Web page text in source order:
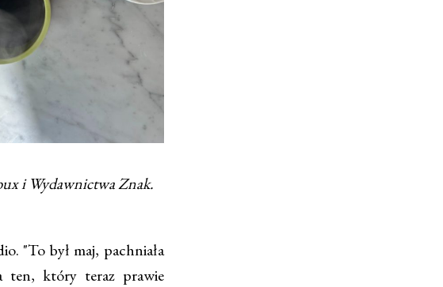
i Wydawnictwa Znak.
"To był maj, pachniała
ten, który teraz prawie